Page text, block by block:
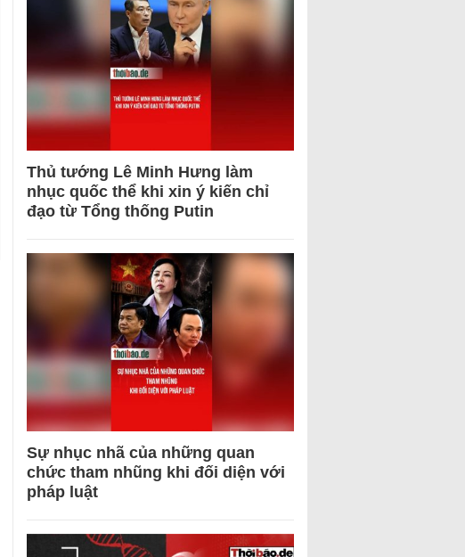
Thủ tướng Lê Minh Hưng làm
nhục quốc thể khi xin ý kiến chỉ
đạo từ Tổng thống Putin
Sự nhục nhã của những quan
chức tham nhũng khi đối diện với
pháp luật